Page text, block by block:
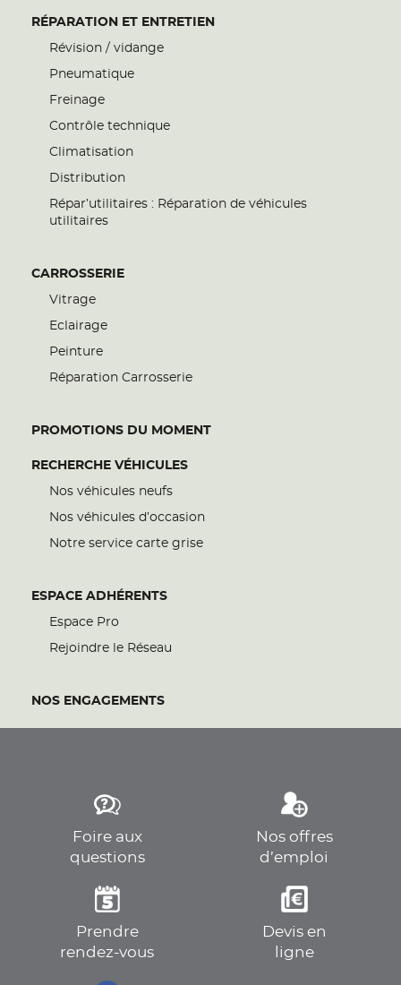
RÉPARATION ET ENTRETIEN
Révision / vidange
Pneumatique
Freinage
Contrôle technique
Climatisation
Distribution
Répar’utilitaires : Réparation de véhicules
utilitaires
CARROSSERIE
Vitrage
Eclairage
Peinture
Réparation Carrosserie
PROMOTIONS DU MOMENT
RECHERCHE VÉHICULES
Nos véhicules neufs
Nos véhicules d’occasion
Notre service carte grise
ESPACE ADHÉRENTS
Espace Pro
Rejoindre le Réseau
NOS ENGAGEMENTS
Foire aux
questions
Nos offres
d’emploi
Prendre
rendez-vous
Devis en
ligne